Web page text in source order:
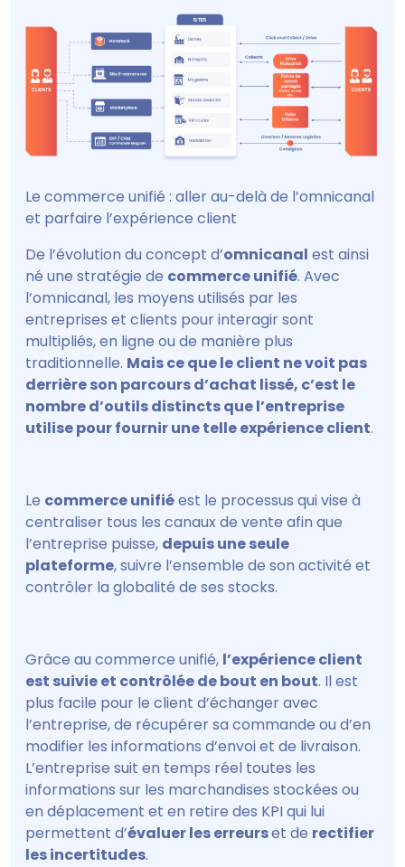
Le commerce unifié : aller au-delà de l’omnicanal
et parfaire l’expérience client
De l’évolution du concept d’omnicanal est ainsi
né une stratégie de commerce unifié. Avec
l’omnicanal, les moyens utilisés par les
entreprises et clients pour interagir sont
multipliés, en ligne ou de manière plus
traditionnelle. Mais ce que le client ne voit pas
derrière son parcours d’achat lissé, c’est le
nombre d’outils distincts que l’entreprise
utilise pour fournir une telle expérience client.
Le commerce unifiéest le processus qui vise à
centraliser tous les canaux de vente afin que
l’entreprise puisse, depuis une seule
plateforme, suivre l’ensemble de son activité et
contrôler la globalité de ses stocks.
Grâce au commerce unifié, l’expérience client
est suivie et contrôlée de bout en bout. Il est
plus facile pour le client d’échanger avec
l’entreprise, de récupérer sa commande ou d’en
modifier les informations d’envoi et de livraison.
L’entreprise suit en temps réel toutes les
informations sur les marchandises stockées ou
en déplacement et en retire des KPI qui lui
permettent d’évaluer les erreurset de rectifier
les incertitudes.